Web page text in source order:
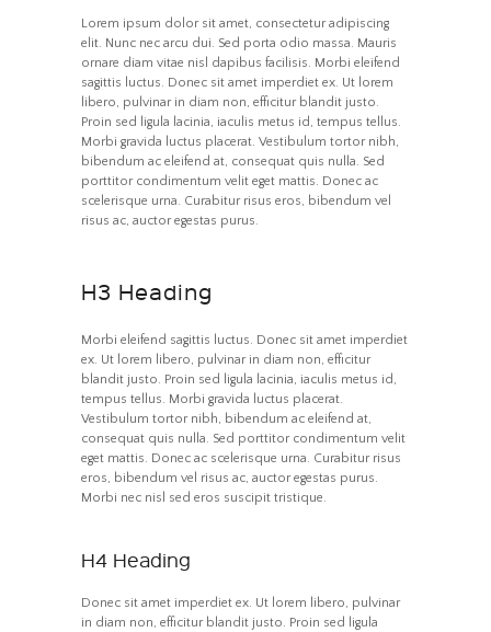
Lorem ipsum dolor sit amet, consectetur adipiscing
elit. Nunc nec arcu dui. Sed porta odio massa. Mauris
ornare diam vitae nisl dapibus facilisis. Morbi eleifend
sagittis luctus. Donec sit amet imperdiet ex. Ut lorem
libero, pulvinar in diam non, efficitur blandit justo.
Proin sed ligula lacinia, iaculis metus id, tempus tellus.
Morbi gravida luctus placerat. Vestibulum tortor nibh,
bibendum ac eleifend at, consequat quis nulla. Sed
porttitor condimentum velit eget mattis. Donec ac
scelerisque urna. Curabitur risus eros, bibendum vel
risus ac, auctor egestas purus.
H3 Heading
Morbi eleifend sagittis luctus. Donec sit amet imperdiet
ex. Ut lorem libero, pulvinar in diam non, efficitur
blandit justo. Proin sed ligula lacinia, iaculis metus id,
tempus tellus. Morbi gravida luctus placerat.
Vestibulum tortor nibh, bibendum ac eleifend at,
consequat quis nulla. Sed porttitor condimentum velit
eget mattis. Donec ac scelerisque urna. Curabitur risus
eros, bibendum vel risus ac, auctor egestas purus.
Morbi nec nisl sed eros suscipit tristique.
H4 Heading
Donec sit amet imperdiet ex. Ut lorem libero, pulvinar
in diam non, efficitur blandit justo. Proin sed ligula